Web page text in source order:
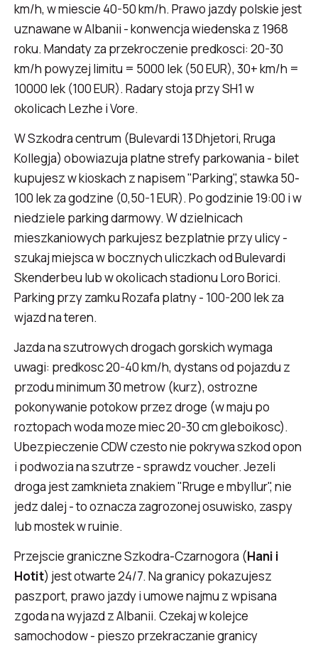
km/h, w miescie 40-50 km/h. Prawo jazdy polskie jest
uznawane w Albanii - konwencja wiedenska z 1968
roku. Mandaty za przekroczenie predkosci: 20-30
km/h powyzej limitu = 5000 lek (50 EUR), 30+ km/h =
10000 lek (100 EUR). Radary stoja przy SH1 w
okolicach Lezhe i Vore.
W Szkodra centrum (Bulevardi 13 Dhjetori, Rruga
Kollegja) obowiazuja platne strefy parkowania - bilet
kupujesz w kioskach z napisem "Parking", stawka 50-
100 lek za godzine (0,50-1 EUR). Po godzinie 19:00 i w
niedziele parking darmowy. W dzielnicach
mieszkaniowych parkujesz bezplatnie przy ulicy -
szukaj miejsca w bocznych uliczkach od Bulevardi
Skenderbeu lub w okolicach stadionu Loro Borici.
Parking przy zamku Rozafa platny - 100-200 lek za
wjazd na teren.
Jazda na szutrowych drogach gorskich wymaga
uwagi: predkosc 20-40 km/h, dystans od pojazdu z
przodu minimum 30 metrow (kurz), ostrozne
pokonywanie potokow przez droge (w maju po
roztopach woda moze miec 20-30 cm gleboikosc).
Ubezpieczenie CDW czesto nie pokrywa szkod opon
i podwozia na szutrze - sprawdz voucher. Jezeli
droga jest zamknieta znakiem "Rruge e mbyllur", nie
jedz dalej - to oznacza zagrozonej osuwisko, zaspy
lub mostek w ruinie.
Przejscie graniczne Szkodra-Czarnogora (Hani i
Hotit) jest otwarte 24/7. Na granicy pokazujesz
paszport, prawo jazdy i umowe najmu z wpisana
zgoda na wyjazd z Albanii. Czekaj w kolejce
samochodow - pieszo przekraczanie granicy